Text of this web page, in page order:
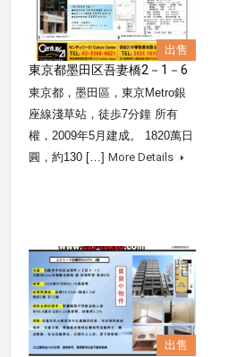
出售
東京都墨田区吾妻橋2－1－6
東京都，墨田區，東京Metro銀
座線淺草站，徒歩7分鐘 所有
權，2009年5月建成。 1820萬日
圓，約130 […]More Details
出售